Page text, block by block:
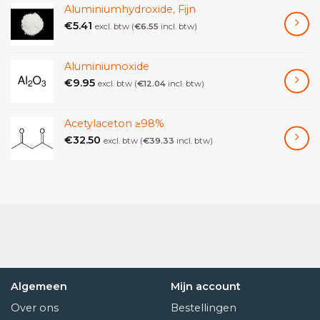
blauw en Milori blauw zijn vervalste producten die,
vanwege hun intense chromatische kracht, vaak
onmiddellijk verkleurd door kaliumhydroxide en is
gevoelig voor alle alkaliën.
Parijs-blauw is niet-giftig, ongewoon sterk in
meekrapermeer; spaarzaam in gebruik, omdat het
als een olieverf de neiging heeft om de afbeelding
Aluminiumhydroxide, Fijn
€5.41 excl. btw (€6.55 incl. btw)
Aluminiumoxide
€9.95 excl. btw (€12.04 incl. btw)
Acetylaceton ≥98%
€32.50 excl. btw (€39.33 incl. btw)
Algemeen
Over ons
Mijn account
Bestellingen